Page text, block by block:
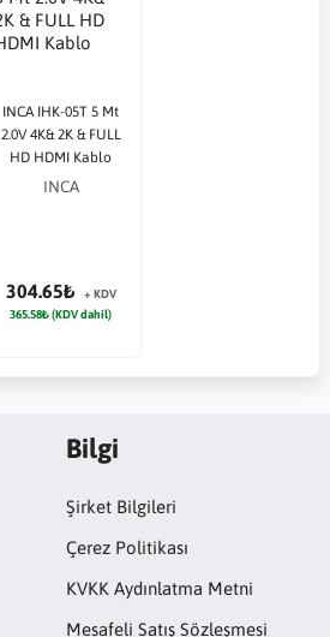
INCA IHK-05T 5 Mt
2.0V 4K& 2K & FULL
HD HDMI Kablo
INCA
304.65₺
+ KDV
365.58₺ (KDV dahil)
Bilgi
Şirket Bilgileri
Çerez Politikası
KVKK Aydınlatma Metni
Mesafeli Satış Sözleşmesi